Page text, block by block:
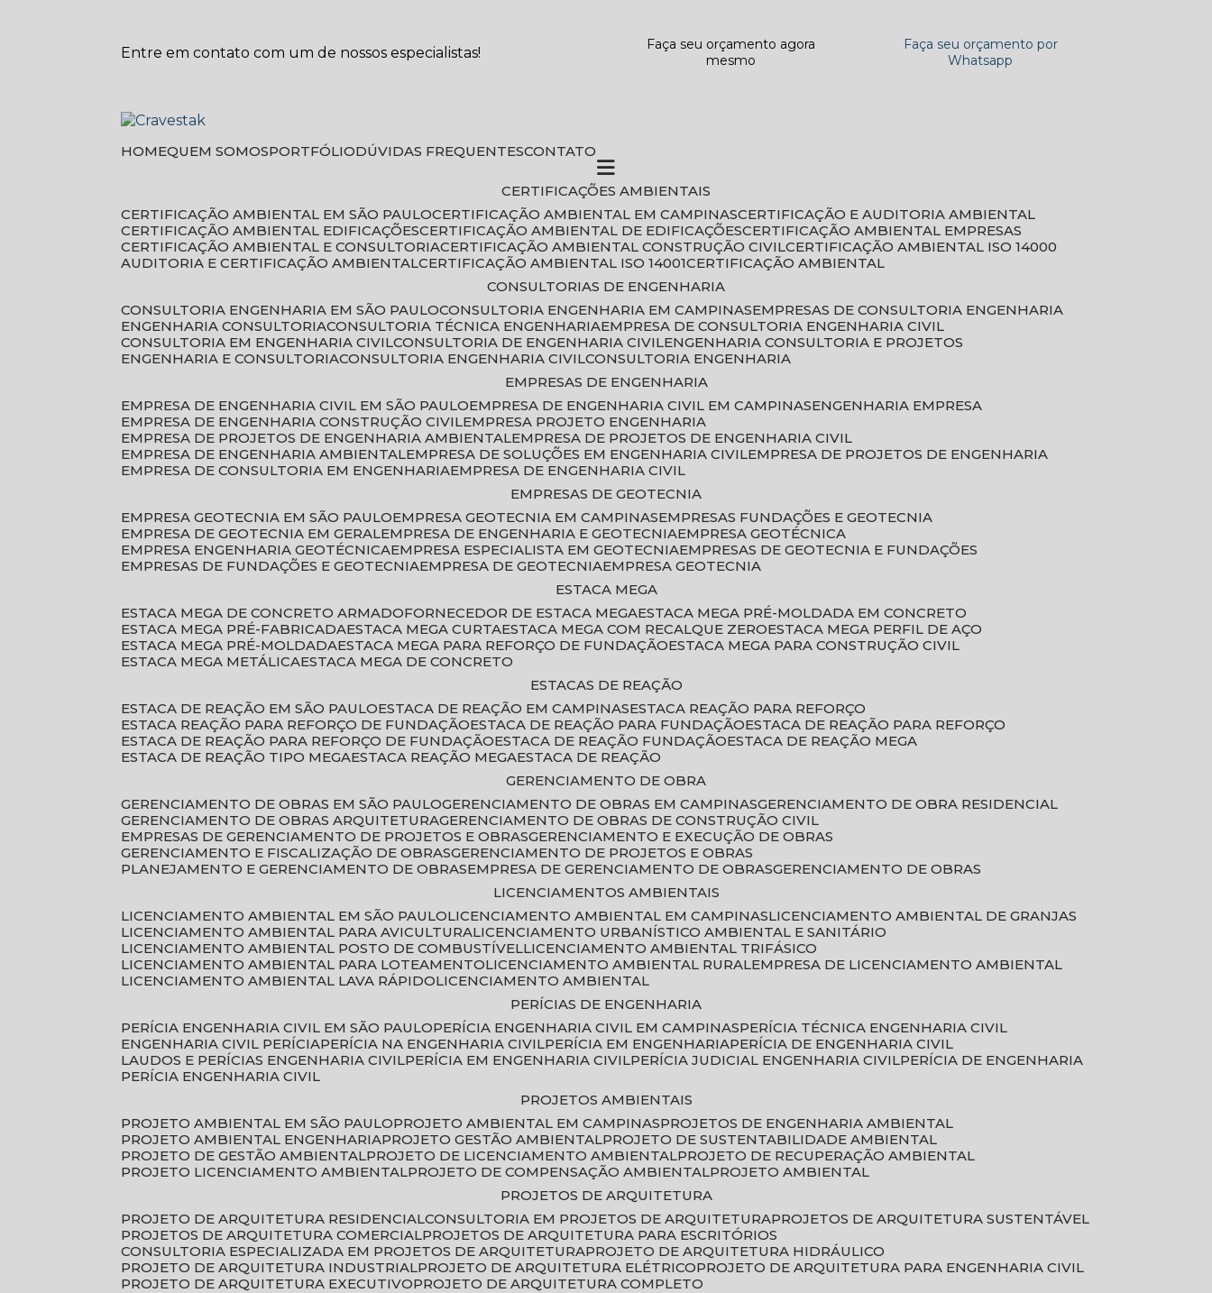
Entre em contato com um de nossos especialistas!
Faça seu orçamento agora
mesmo
Faça seu orçamento por
Whatsapp
HOME QUEM SOMOS PORTFÓLIO DÚVIDAS FREQUENTES CONTATO
CERTIFICAÇÕES AMBIENTAIS
CERTIFICAÇÃO AMBIENTAL EM SÃO PAULO
CERTIFICAÇÃO AMBIENTAL EM CAMPINAS
CERTIFICAÇÃO E AUDITORIA AMBIENTAL
CERTIFICAÇÃO AMBIENTAL EDIFICAÇÕES
CERTIFICAÇÃO AMBIENTAL DE EDIFICAÇÕES
CERTIFICAÇÃO AMBIENTAL EMPRESAS
CERTIFICAÇÃO AMBIENTAL E CONSULTORIA
CERTIFICAÇÃO AMBIENTAL CONSTRUÇÃO CIVIL
CERTIFICAÇÃO AMBIENTAL ISO 14000
AUDITORIA E CERTIFICAÇÃO AMBIENTAL
CERTIFICAÇÃO AMBIENTAL ISO 14001
CERTIFICAÇÃO AMBIENTAL
CONSULTORIAS DE ENGENHARIA
CONSULTORIA ENGENHARIA EM SÃO PAULO CONSULTORIA ENGENHARIA EM CAMPINAS
EMPRESAS DE CONSULTORIA ENGENHARIA
ENGENHARIA CONSULTORIA CONSULTORIA TÉCNICA ENGENHARIA EMPRESA DE CONSULTORIA ENGENHARIA CIVIL
CONSULTORIA EM ENGENHARIA CIVIL CONSULTORIA DE ENGENHARIA CIVIL ENGENHARIA CONSULTORIA E PROJETOS
ENGENHARIA E CONSULTORIA CONSULTORIA ENGENHARIA CIVIL CONSULTORIA ENGENHARIA
EMPRESAS DE ENGENHARIA
EMPRESA DE ENGENHARIA CIVIL EM SÃO PAULO
EMPRESA DE ENGENHARIA CIVIL EM CAMPINAS
ENGENHARIA EMPRESA
EMPRESA DE ENGENHARIA CONSTRUÇÃO CIVIL EMPRESA PROJETO ENGENHARIA
EMPRESA DE PROJETOS DE ENGENHARIA AMBIENTAL EMPRESA DE PROJETOS DE ENGENHARIA CIVIL
EMPRESA DE ENGENHARIA AMBIENTAL EMPRESA DE SOLUÇÕES EM ENGENHARIA CIVIL EMPRESA DE PROJETOS DE ENGENHARIA
EMPRESA DE CONSULTORIA EM ENGENHARIA EMPRESA DE ENGENHARIA CIVIL
EMPRESAS DE GEOTECNIA
EMPRESA GEOTECNIA EM SÃO PAULO
EMPRESA GEOTECNIA EM CAMPINAS
EMPRESAS FUNDAÇÕES E GEOTECNIA
EMPRESA DE GEOTECNIA EM GERAL EMPRESA DE ENGENHARIA E GEOTECNIA EMPRESA GEOTÉCNICA
EMPRESA ENGENHARIA GEOTÉCNICA EMPRESA ESPECIALISTA EM GEOTECNIA EMPRESAS DE GEOTECNIA E FUNDAÇÕES
EMPRESAS DE FUNDAÇÕES E GEOTECNIA EMPRESA DE GEOTECNIA EMPRESA GEOTECNIA
ESTACA MEGA
ESTACA MEGA DE CONCRETO ARMADO
FORNECEDOR DE ESTACA MEGA ESTACA MEGA PRÉ-MOLDADA EM CONCRETO
ESTACA MEGA PRÉ-FABRICADA ESTACA MEGA CURTA ESTACA MEGA COM RECALQUE ZERO
ESTACA MEGA PERFIL DE AÇO
ESTACA MEGA PRÉ-MOLDADA ESTACA MEGA PARA REFORÇO DE FUNDAÇÃO
ESTACA MEGA PARA CONSTRUÇÃO CIVIL
ESTACA MEGA METÁLICA ESTACA MEGA DE CONCRETO
ESTACAS DE REAÇÃO
ESTACA DE REAÇÃO EM SÃO PAULO
ESTACA DE REAÇÃO EM CAMPINAS
ESTACA REAÇÃO PARA REFORÇO
ESTACA REAÇÃO PARA REFORÇO DE FUNDAÇÃO
ESTACA DE REAÇÃO PARA FUNDAÇÃO
ESTACA DE REAÇÃO PARA REFORÇO
ESTACA DE REAÇÃO PARA REFORÇO DE FUNDAÇÃO
ESTACA DE REAÇÃO FUNDAÇÃO
ESTACA DE REAÇÃO MEGA
ESTACA DE REAÇÃO TIPO MEGA ESTACA REAÇÃO MEGA ESTACA DE REAÇÃO
GERENCIAMENTO DE OBRA
GERENCIAMENTO DE OBRAS EM SÃO PAULO
GERENCIAMENTO DE OBRAS EM CAMPINAS
GERENCIAMENTO DE OBRA RESIDENCIAL
GERENCIAMENTO DE OBRAS ARQUITETURA
GERENCIAMENTO DE OBRAS DE CONSTRUÇÃO CIVIL
EMPRESAS DE GERENCIAMENTO DE PROJETOS E OBRAS
GERENCIAMENTO E EXECUÇÃO DE OBRAS
GERENCIAMENTO E FISCALIZAÇÃO DE OBRAS
GERENCIAMENTO DE PROJETOS E OBRAS
PLANEJAMENTO E GERENCIAMENTO DE OBRAS
EMPRESA DE GERENCIAMENTO DE OBRAS
GERENCIAMENTO DE OBRAS
LICENCIAMENTOS AMBIENTAIS
LICENCIAMENTO AMBIENTAL EM SÃO PAULO LICENCIAMENTO AMBIENTAL EM CAMPINAS LICENCIAMENTO AMBIENTAL DE GRANJAS
LICENCIAMENTO AMBIENTAL PARA AVICULTURA LICENCIAMENTO URBANÍSTICO AMBIENTAL E SANITÁRIO
LICENCIAMENTO AMBIENTAL POSTO DE COMBUSTÍVEL LICENCIAMENTO AMBIENTAL TRIFÁSICO
LICENCIAMENTO AMBIENTAL PARA LOTEAMENTO LICENCIAMENTO AMBIENTAL RURAL EMPRESA DE LICENCIAMENTO AMBIENTAL
LICENCIAMENTO AMBIENTAL LAVA RÁPIDO LICENCIAMENTO AMBIENTAL
PERÍCIAS DE ENGENHARIA
PERÍCIA ENGENHARIA CIVIL EM SÃO PAULO
PERÍCIA ENGENHARIA CIVIL EM CAMPINAS
PERÍCIA TÉCNICA ENGENHARIA CIVIL
ENGENHARIA CIVIL PERÍCIA
PERÍCIA NA ENGENHARIA CIVIL PERÍCIA EM ENGENHARIA
PERÍCIA DE ENGENHARIA CIVIL
LAUDOS E PERÍCIAS ENGENHARIA CIVIL
PERÍCIA EM ENGENHARIA CIVIL PERÍCIA JUDICIAL ENGENHARIA CIVIL
PERÍCIA DE ENGENHARIA
PERÍCIA ENGENHARIA CIVIL
PROJETOS AMBIENTAIS
PROJETO AMBIENTAL EM SÃO PAULO
PROJETO AMBIENTAL EM CAMPINAS
PROJETOS DE ENGENHARIA AMBIENTAL
PROJETO AMBIENTAL ENGENHARIA
PROJETO GESTÃO AMBIENTAL
PROJETO DE SUSTENTABILIDADE AMBIENTAL
PROJETO DE GESTÃO AMBIENTAL
PROJETO DE LICENCIAMENTO AMBIENTAL
PROJETO DE RECUPERAÇÃO AMBIENTAL
PROJETO LICENCIAMENTO AMBIENTAL
PROJETO DE COMPENSAÇÃO AMBIENTAL
PROJETO AMBIENTAL
PROJETOS DE ARQUITETURA
PROJETO DE ARQUITETURA RESIDENCIAL CONSULTORIA EM PROJETOS DE ARQUITETURA
PROJETOS DE ARQUITETURA SUSTENTÁVEL
PROJETOS DE ARQUITETURA COMERCIAL
PROJETOS DE ARQUITETURA PARA ESCRITÓRIOS
CONSULTORIA ESPECIALIZADA EM PROJETOS DE ARQUITETURA
PROJETO DE ARQUITETURA HIDRÁULICO
PROJETO DE ARQUITETURA INDUSTRIAL
PROJETO DE ARQUITETURA ELÉTRICO
PROJETO DE ARQUITETURA PARA ENGENHARIA CIVIL
PROJETO DE ARQUITETURA EXECUTIVO
PROJETO DE ARQUITETURA COMPLETO